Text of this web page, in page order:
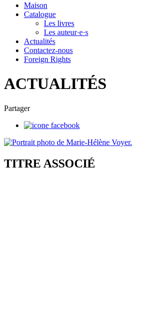
Maison
Catalogue
Les livres
Les auteur·e·s
Actualités
Contactez-nous
Foreign Rights
ACTUALITÉS
Partager
TITRE ASSOCIÉ